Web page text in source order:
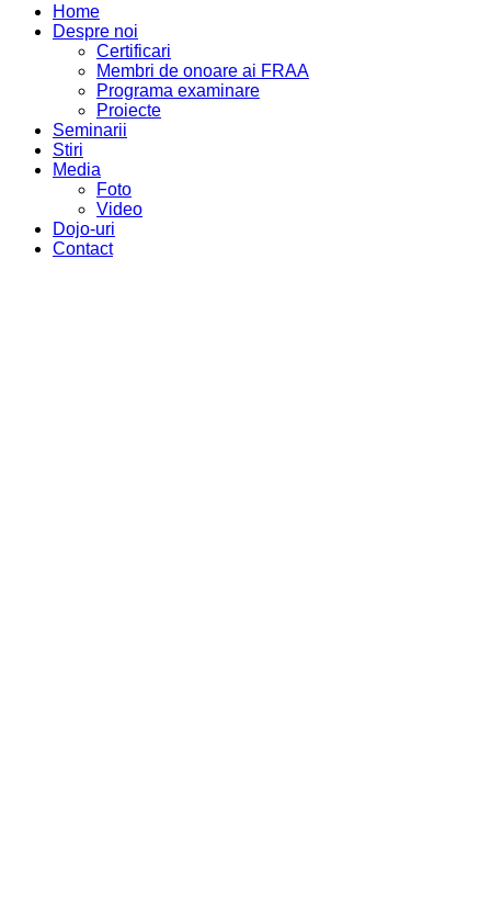
Home
Despre noi
Certificari
Membri de onoare ai FRAA
Programa examinare
Proiecte
Seminarii
Stiri
Media
Foto
Video
Dojo-uri
Contact